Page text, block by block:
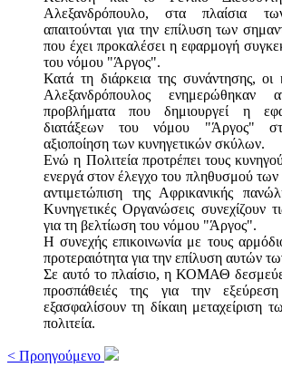
Αλεξανδρόπουλο, στα πλαίσια
απαιτούνται για την επίλυση των
που έχει προκαλέσει η εφαρμογή
του νόμου "Άργος".
Κατά τη διάρκεια της συνάντησης,
Αλεξανδρόπουλος ενημερώθηκαν
προβλήματα που δημιουργεί η
διατάξεων του νόμου "Άργος"
αξιοποίηση των κυνηγετικών σκύλων.
Ενώ η Πολιτεία προτρέπει τους
ενεργά στον έλεγχο του πληθυσμού των
αντιμετώπιση της Αφρικανικής
Κυνηγετικές Οργανώσεις συνεχίζουν
για τη βελτίωση του νόμου "Άργος".
Η συνεχής επικοινωνία με τους
προτεραιότητα για την επίλυση αυτών
Σε αυτό το πλαίσιο, η ΚΟΜΑΘ
προσπάθειές της για την
εξασφαλίσουν τη δίκαιη μεταχείριση
πολιτεία.
< Προηγούμενο